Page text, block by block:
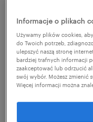
Jesteś gotowy/a
środowisku, które
rynkową z
przejmiesz
najwyższe
Informacje o plikach
Używamy plików cookies,
do Twoich potrzeb,
ulepszyć naszą stronę
bardziej trafnych informacji
zaakceptować lub odrzucić
swój wybór. Możesz zmienić
Więcej informacji można